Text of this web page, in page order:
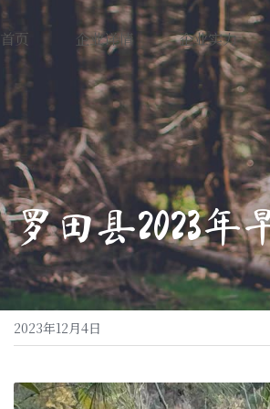
首页 企业详情 企业实力
罗田县2023年
2023年12月4日